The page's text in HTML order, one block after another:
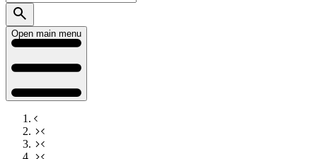
Open main menu